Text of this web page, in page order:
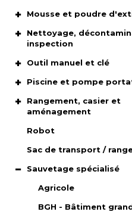
Mousse et poudre
Nettoyage,
inspection
Outil manuel et clé
Piscine et pompe
Rangement, casier et
aménagement
Robot
Sac de transport /
Sauvetage spécialisé
Agricole
BGH - Bâtiment